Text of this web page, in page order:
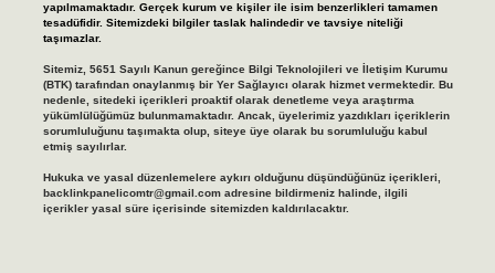
yapılmamaktadır. Gerçek kurum ve kişiler ile isim benzerlikleri tamamen
tesadüfidir. Sitemizdeki bilgiler taslak halindedir ve tavsiye niteliği
taşımazlar.
Sitemiz, 5651 Sayılı Kanun gereğince Bilgi Teknolojileri ve İletişim Kurumu
(BTK) tarafından onaylanmış bir Yer Sağlayıcı olarak hizmet vermektedir. Bu
nedenle, sitedeki içerikleri proaktif olarak denetleme veya araştırma
yükümlülüğümüz bulunmamaktadır. Ancak, üyelerimiz yazdıkları içeriklerin
sorumluluğunu taşımakta olup, siteye üye olarak bu sorumluluğu kabul
etmiş sayılırlar.
Hukuka ve yasal düzenlemelere aykırı olduğunu düşündüğünüz içerikleri,
backlinkpanelicomtr@gmail.comadresine bildirmeniz halinde, ilgili
içerikler yasal süre içerisinde sitemizden kaldırılacaktır.